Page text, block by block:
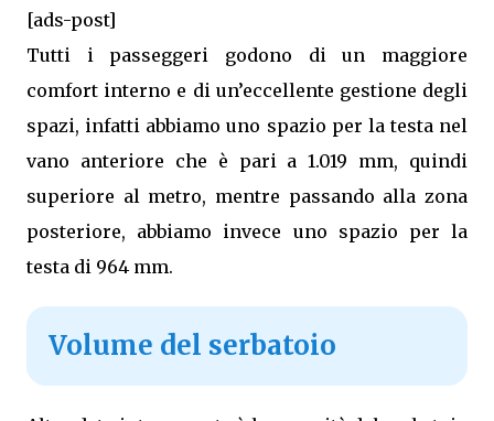
[ads-post]
Tutti i passeggeri godono di un maggiore
comfort interno e di un’eccellente gestione degli
spazi, infatti abbiamo uno spazio per la testa nel
vano anteriore che è pari a 1.019 mm, quindi
superiore al metro, mentre passando alla zona
posteriore, abbiamo invece uno spazio per la
testa di 964 mm.
Volume del serbatoio